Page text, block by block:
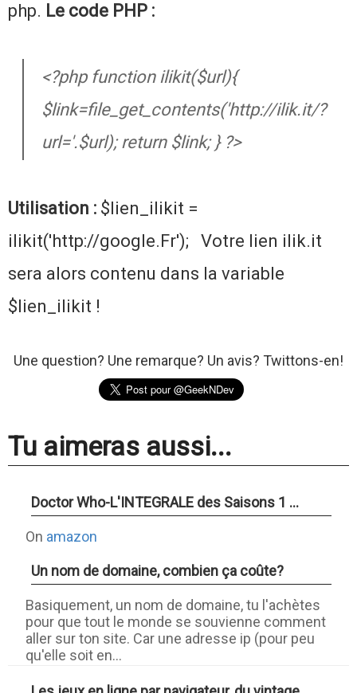
php. Le code PHP :
<?php function ilikit($url){
$link=file_get_contents('http://ilik.it/?
url='.$url); return $link; } ?>
Utilisation : $lien_ilikit =
ilikit('http://google.Fr'); Votre lien ilik.it
sera alors contenu dans la variable
$lien_ilikit !
Une question? Une remarque? Un avis? Twittons-en!
Tu aimeras aussi...
Doctor Who-L'INTEGRALE des Saisons 1 ...
On amazon
Un nom de domaine, combien ça coûte?
Basiquement, un nom de domaine, tu l'achètes
pour que tout le monde se souvienne comment
aller sur ton site. Car une adresse ip (pour peu
qu'elle soit en...